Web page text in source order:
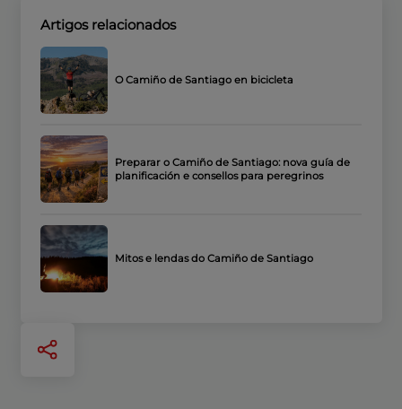
Artigos relacionados
O Camiño de Santiago en bicicleta
Preparar o Camiño de Santiago: nova guía de
planificación e consellos para peregrinos
Mitos e lendas do Camiño de Santiago